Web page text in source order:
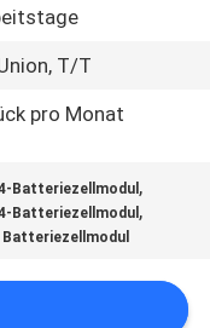
T/T
pro Monat
Batteriezellmodul ,
Batteriezellmodul ,